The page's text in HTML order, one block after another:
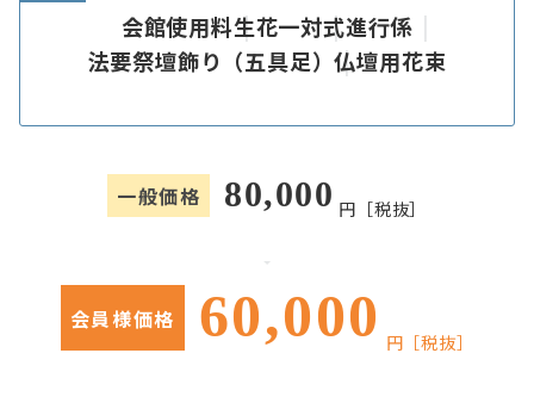
会館使用料生花一対式進行係
法要祭壇飾り（五具足）仏壇用花束
一般価格 80,000 円［税抜］
会員様価格 60,000 円［税抜］